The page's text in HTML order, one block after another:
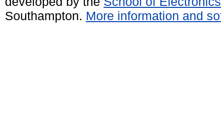
Southampton. More information and